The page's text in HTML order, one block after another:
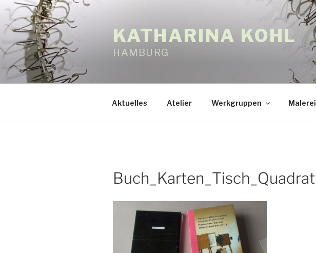
Zum
Inhalt
springen
KATHARINA KOHL
HAMBURG
Aktuelles Atelier Werkgruppen Malerei
Buch_Karten_Tisch_Quadrat